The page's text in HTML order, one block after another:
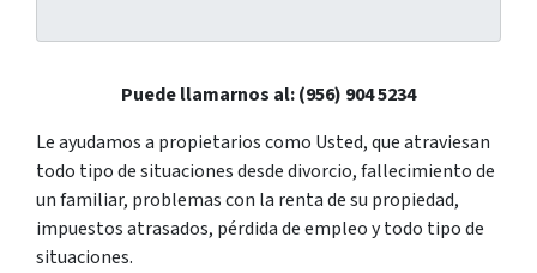
Puede llamarnos al: (956) 904 5234
Le ayudamos a propietarios como Usted, que atraviesan
todo tipo de situaciones desde divorcio, fallecimiento de
un familiar, problemas con la renta de su propiedad,
impuestos atrasados, pérdida de empleo y todo tipo de
situaciones.